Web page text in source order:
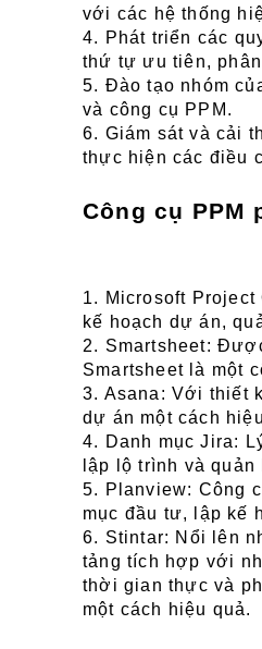
với các hệ thống
4. Phát triển các
thứ tự ưu tiên,
5. Đào tạo nhóm
và công cụ PPM.
6. Giám sát và cải
thực hiện các điều
Công cụ PPM
1. Microsoft
kế hoạch dự án,
2. Smartsheet:
Smartsheet là một
3. Asana: Với thiết
dự án một cách
4. Danh mục Jira:
lập lộ trình và
5. Planview: Công
mục đầu tư, lập kế
6. Stintar: Nổi lên
tảng tích hợp với
thời gian thực và
một cách hiệu quả.